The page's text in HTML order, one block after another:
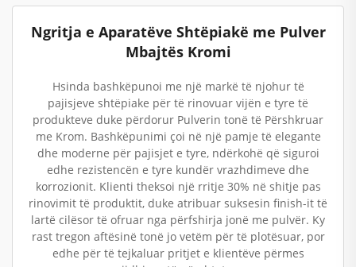
Ngritja e Aparatëve Shtëpiakë me Pulver
Mbajtës Kromi
Hsinda bashkëpunoi me një markë të njohur të
pajisjeve shtëpiake për të rinovuar vijën e tyre të
produkteve duke përdorur Pulverin tonë të Përshkruar
me Krom. Bashkëpunimi çoi në një pamje të elegante
dhe moderne për pajisjet e tyre, ndërkohë që siguroi
edhe rezistencën e tyre kundër vrazhdimeve dhe
korrozionit. Klienti theksoi një rritje 30% në shitje pas
rinovimit të produktit, duke atribuar suksesin finish-it të
lartë cilësor të ofruar nga përfshirja jonë me pulvër. Ky
rast tregon aftësinë tonë jo vetëm për të plotësuar, por
edhe për të tejkaluar pritjet e klientëve përmes